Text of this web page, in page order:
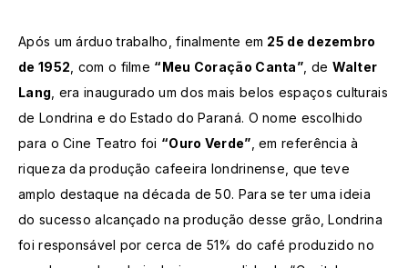
Após um árduo trabalho, finalmente em 25 de dezembro
de 1952 , com o filme “Meu Coração Canta” , de Walter
Lang , era inaugurado um dos mais belos espaços culturais
de Londrina e do Estado do Paraná. O nome escolhido
para o Cine Teatro foi “Ouro Verde” , em referência à
riqueza da produção cafeeira londrinense, que teve
amplo destaque na década de 50. Para se ter uma ideia
do sucesso alcançado na produção desse grão, Londrina
foi responsável por cerca de 51% do café produzido no